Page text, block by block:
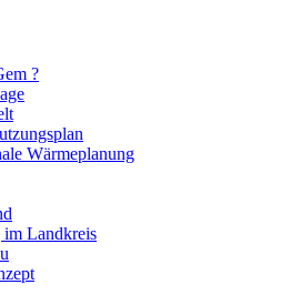
?
Wärmeplanung
im Landkreis